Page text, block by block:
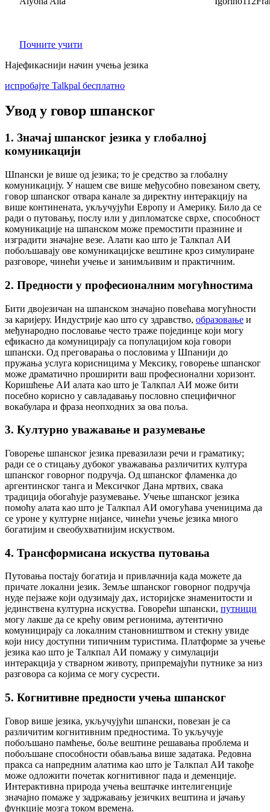
Почните учити
Најефикаснији начин учења језика
испробајте Talkpal бесплатно
Увод у говор шпанског
1. Значај шпанског језика у глобалној
комуникацији
Шпански је више од језика; то је средство за глобалну
комуникацију. У нашем све више међусобно повезаном свету,
говор шпанског отвара канале за директну интеракцију на
више континената, укључујући Европу и Америку. Било да се
ради о путовању, послу или у дипломатске сврхе, способност
комуникације на шпанском може премостити празнине и
изградити значајне везе. Алати као што је Талкпал АИ
побољшавају ове комуникацијске вештине кроз симулиране
разговоре, чинећи учење и занимљивим и практичним.
2. Предности у професионалним могућностима
Бити двојезичан на шпанском значајно повећава могућности
за каријеру. Индустрије као што су здравство, образовање и
међународно пословање често траже појединце који могу
ефикасно да комуницирају са популацијом која говори
шпански. Од преговарања о пословима у Шпанији до
пружања услуга корисницима у Мексику, говорење шпанског
може драматично проширити ваш професионални хоризонт.
Коришћење АИ алата као што је Талкпал АИ може бити
посебно корисно у савладавању пословно специфичног
вокабулара и фраза неопходних за ова поља.
3. Културно уважавање и разумевање
Говорење шпанског језика превазилази речи и граматику;
ради се о стицању дубоког уважавања различитих култура
шпанског говорног подручја. Од шпанског фламенка до
аргентинског танга и Мексичког Дана мртвих, свака
традиција обогаћује разумевање. Учење шпанског језика
помоћу алата као што је Талкпал АИ омогућава ученицима да
се уроне у културне нијансе, чинећи учење језика много
богатијим и свеобухватнијим искуством.
4. Трансформисана искуства путовања
Путовања постају богатија и привлачнија када можете да
причате локални језик. Земље шпанског говорног подручја
нуде пејзаже који одузимају дах, историјске знаменитости и
јединствена културна искуства. Говорећи шпански, путници
могу лакше да се крећу овим регионима, аутентично
комуницирају са локалним становништвом и стекну увиде
који нису доступни типичним туристима. Платформе за учење
језика као што је Талкпал АИ помажу у симулацији
интеракција у стварном животу, припремајући путнике за низ
разговора са којима се могу сусрести.
5. Когнитивне предности учења шпанског
Говор више језика, укључујући шпански, повезан је са
различитим когнитивним предностима. То укључује
побољшано памћење, боље вештине решавања проблема и
побољшане способности обављања више задатака. Редовна
пракса са напредним алатима као што је Талкпал АИ такође
може одложити почетак когнитивног пада и деменције.
Интерактивна природа учења вештачке интелигенције
значајно помаже у задржавању језичких вештина и јачању
функције мозга током времена.